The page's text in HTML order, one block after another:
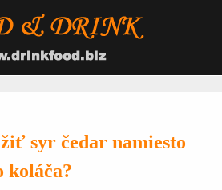
syr čedar namiesto
koláča?